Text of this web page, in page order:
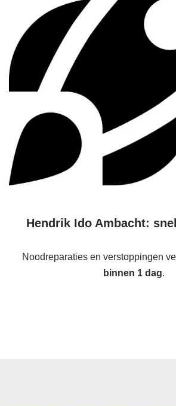
Hendrik Ido Ambacht:
Noodreparaties en verstoppingen
binnen 1 dag.